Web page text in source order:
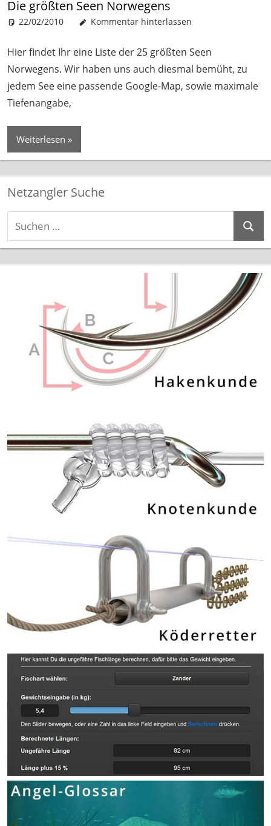
Die größten Seen Norwegens
22/02/2010 Patrick
Gewässer
Kommentar hinterlassen
Hier findet Ihr eine Liste der 25 größten Seen
Norwegens. Wir haben uns auch diesmal bemüht, zu
jedem See eine passende Google-Map, sowie maximale
Tiefenangabe,
Weiterlesen
Netzangler Suche
Suchen
nach: